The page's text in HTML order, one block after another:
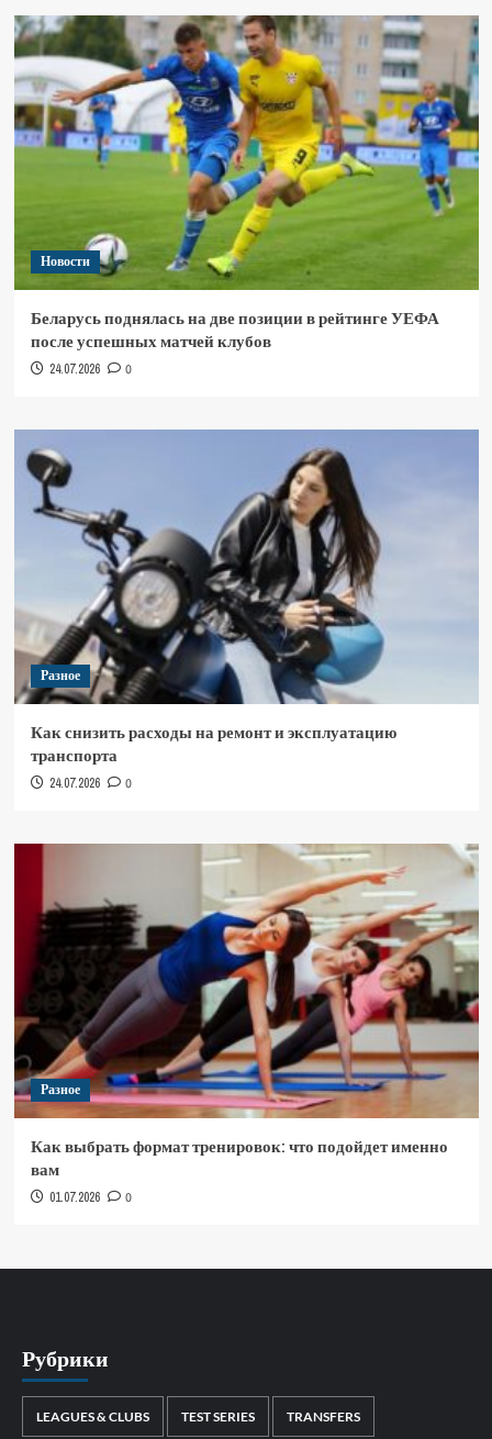
Новости
Беларусь поднялась на две позиции в рейтинге УЕФА
после успешных матчей клубов
24.07.2026 0
Разное
Как снизить расходы на ремонт и эксплуатацию
транспорта
24.07.2026 0
Разное
Как выбрать формат тренировок: что подойдет именно
вам
01.07.2026 0
Рубрики
LEAGUES & CLUBS TEST SERIES TRANSFERS